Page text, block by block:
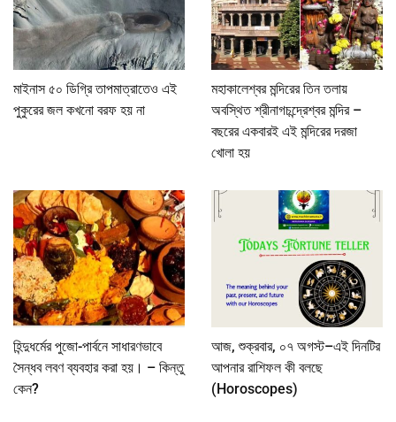
মাইনাস ৫০ ডিগ্রি তাপমাত্রাতেও এই
পুকুরের জল কখনো বরফ হয় না
মহাকালেশ্বর মন্দিরের তিন তলায়
অবস্থিত শ্রীনাগচন্দ্রেশ্বর মন্দির –
বছরের একবারই এই মন্দিরের দরজা
খোলা হয়
হিন্দুধর্মের পুজো-পার্বনে সাধারণভাবে
সৈন্ধব লবণ ব্যবহার করা হয়। – কিন্তু
কেন?
আজ, শুক্রবার, ০৭ অগস্ট–এই দিনটির
আপনার রাশিফল কী বলছে
(Horoscopes)